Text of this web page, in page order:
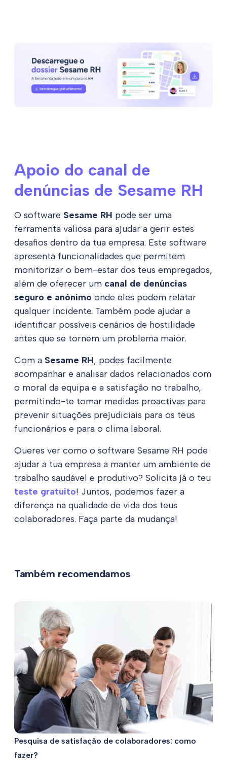
Apoio do canal de
denúncias de Sesame RH
O software Sesame RH pode ser uma
ferramenta valiosa para ajudar a gerir estes
desafios dentro da tua empresa. Este software
apresenta funcionalidades que permitem
monitorizar o bem-estar dos teus empregados,
além de oferecer um canal de denúncias
seguro e anónimo onde eles podem relatar
qualquer incidente. Também pode ajudar a
identificar possíveis cenários de hostilidade
antes que se tornem um problema maior.
Com a Sesame RH, podes facilmente
acompanhar e analisar dados relacionados com
o moral da equipa e a satisfação no trabalho,
permitindo-te tomar medidas proactivas para
prevenir situações prejudiciais para os teus
funcionários e para o clima laboral.
Queres ver como o software Sesame RH pode
ajudar a tua empresa a manter um ambiente de
trabalho saudável e produtivo? Solicita já o teu
teste gratuito! Juntos, podemos fazer a
diferença na qualidade de vida dos teus
colaboradores. Faça parte da mudança!
Também recomendamos
Pesquisa de satisfação de colaboradores: como
fazer?